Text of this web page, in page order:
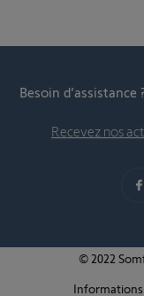
Besoin d’assistance
Recevez nos
© 2022
Informations